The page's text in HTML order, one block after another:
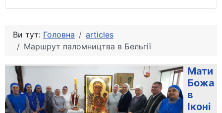
Ви тут: Головна
articles
Маршрут паломництва в Бельгії
Мати
Божа
в
Іконі